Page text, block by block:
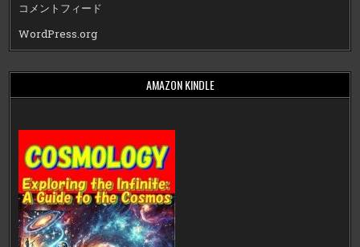
コメントフィード
WordPress.org
AMAZON KINDLE